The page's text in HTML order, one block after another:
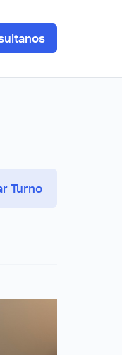
Turno